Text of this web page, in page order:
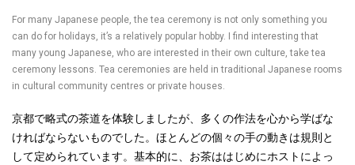
For many Japanese people, the tea ceremony is not only something you
can do for holidays, it’s a relatively popular hobby. I find interesting that
many young Japanese, who are interested in their own culture, take tea
ceremony lessons. Tea ceremonies are held in traditional Japanese rooms
in cultural community centres or private houses.
京都で略式の茶道を体験しましたが、多くの作法を心から学ばな
ければならないものでした。ほとんどの個々の手の動きは規則と
して定められています。基本的に、お茶ははじめにホストによっ